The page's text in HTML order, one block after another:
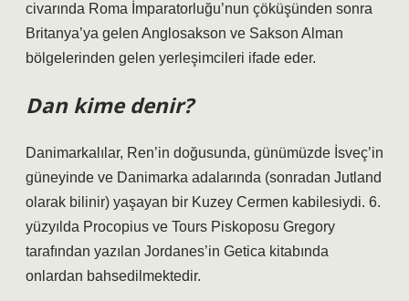
civarında Roma İmparatorluğu’nun çöküşünden sonra
Britanya’ya gelen Anglosakson ve Sakson Alman
bölgelerinden gelen yerleşimcileri ifade eder.
Dan kime denir?
Danimarkalılar, Ren’in doğusunda, günümüzde İsveç’in
güneyinde ve Danimarka adalarında (sonradan Jutland
olarak bilinir) yaşayan bir Kuzey Cermen kabilesiydi. 6.
yüzyılda Procopius ve Tours Piskoposu Gregory
tarafından yazılan Jordanes’in Getica kitabında
onlardan bahsedilmektedir.